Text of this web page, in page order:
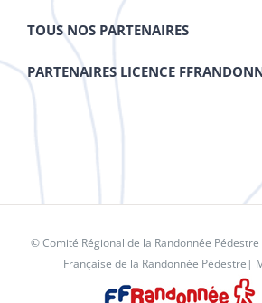
TOUS NOS PARTENAIRES
PARTENAIRES LICENCE
© Comité Régional de la Randonnée
Française de la Randonnée Pédestre |